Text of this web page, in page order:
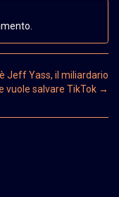
Jeff Yass, il miliardario
vuole salvare TikTok →